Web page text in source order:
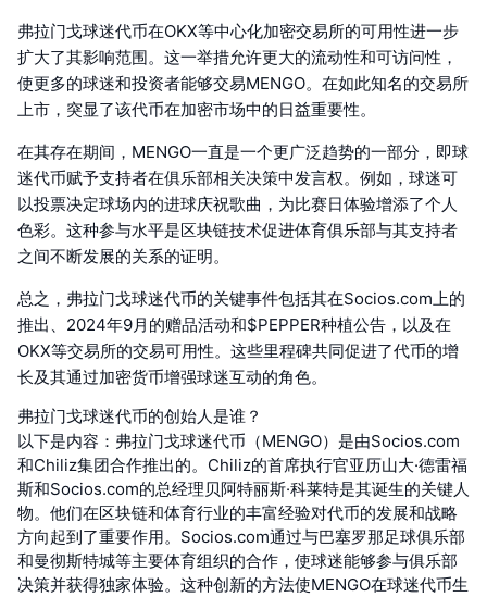
弗拉门戈球迷代币在OKX等中心化加密交易所的可用性进一步
扩大了其影响范围。这一举措允许更大的流动性和可访问性，
使更多的球迷和投资者能够交易MENGO。在如此知名的交易所
上市，突显了该代币在加密市场中的日益重要性。
在其存在期间，MENGO一直是一个更广泛趋势的一部分，即球
迷代币赋予支持者在俱乐部相关决策中发言权。例如，球迷可
以投票决定球场内的进球庆祝歌曲，为比赛日体验增添了个人
色彩。这种参与水平是区块链技术促进体育俱乐部与其支持者
之间不断发展的关系的证明。
总之，弗拉门戈球迷代币的关键事件包括其在Socios.com上的
推出、2024年9月的赠品活动和$PEPPER种植公告，以及在
OKX等交易所的交易可用性。这些里程碑共同促进了代币的增
长及其通过加密货币增强球迷互动的角色。
弗拉门戈球迷代币的创始人是谁？
以下是内容：弗拉门戈球迷代币（MENGO）是由Socios.com
和Chiliz集团合作推出的。Chiliz的首席执行官亚历山大·德雷福
斯和Socios.com的总经理贝阿特丽斯·科莱特是其诞生的关键人
物。他们在区块链和体育行业的丰富经验对代币的发展和战略
方向起到了重要作用。Socios.com通过与巴塞罗那足球俱乐部
和曼彻斯特城等主要体育组织的合作，使球迷能够参与俱乐部
决策并获得独家体验。这种创新的方法使MENGO在球迷代币生